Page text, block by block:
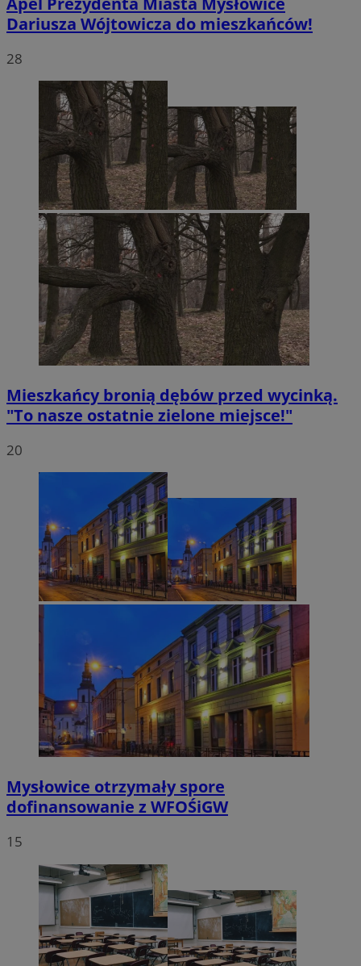
Dariusza Wójtowicza do mieszkańców!
28
Mieszkańcy bronią dębów przed wycinką.
"To nasze ostatnie zielone miejsce!"
20
Mysłowice otrzymały spore
dofinansowanie z WFOŚiGW
15